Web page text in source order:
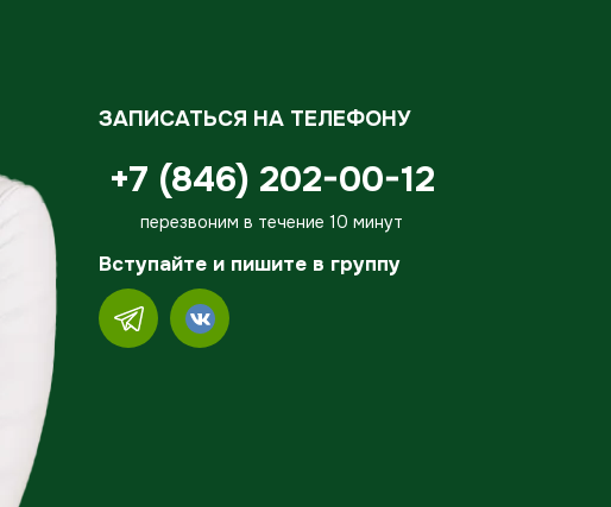
ЗАПИСАТЬСЯ НА ТЕЛЕФОНУ
+7 (846) 202-00-12
перезвоним в течение 10 минут
Вступайте и пишите в группу